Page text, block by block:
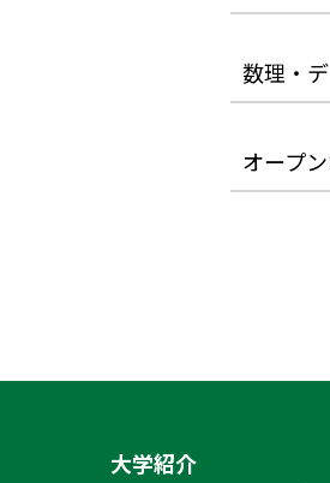
数理・
オープ
大学紹介